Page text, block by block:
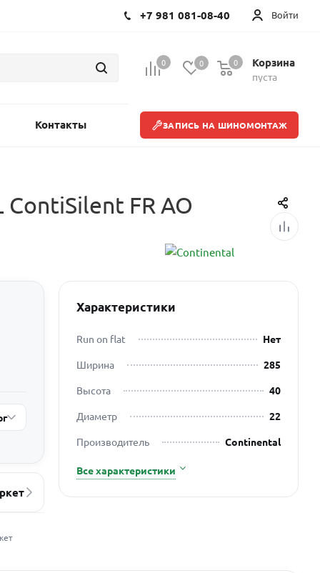
Войти
+7 981 081-08-40
0 0 Корзина
пуста
0
Контакты ЗАПИСЬ НА ШИНОМОНТАЖ
FR AO
Характеристики
Run on flat
Нет
Ширина
285
Высота
40
Диаметр
22
Производитель
Continental
Все характеристики